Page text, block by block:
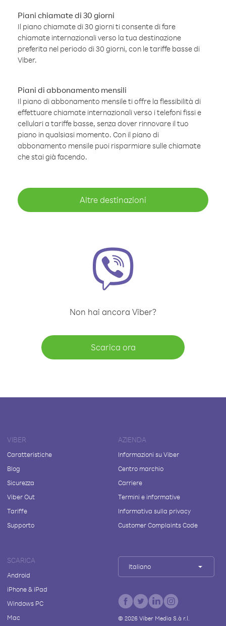
Piani chiamate di 30 giorni
Il piano chiamate di 30 giorni ti consente di fare
chiamate internazionali verso la tua destinazione
preferita nel periodo di 30 giorni, con le tariffe basse di
Viber.
Piani di abbonamento mensili
Il piano di abbonamento mensile ti offre la flessibilità di
effettuare chiamate internazionali verso i telefoni fissi e
cellulari a tariffe basse, senza dover rinnovare il tuo
piano in qualsiasi momento. Con il piano di
abbonamento mensile puoi risparmiare sulle chiamate
che stai già facendo.
Altre destinazioni
Non hai ancora Viber?
Scarica ora
VIBER
Caratteristiche
Blog
Sicurezza
Viber Out
Tariffe
Supporto
AZIENDA
Informazioni su Viber
Centro marchio
Carriere
Termini e informative
Informativa sulla privacy
Customer Complaints Code
SCARICA
Android
iPhone & iPad
Windows PC
Mac
Italiano
© 2026Viber Media S.à r.l.